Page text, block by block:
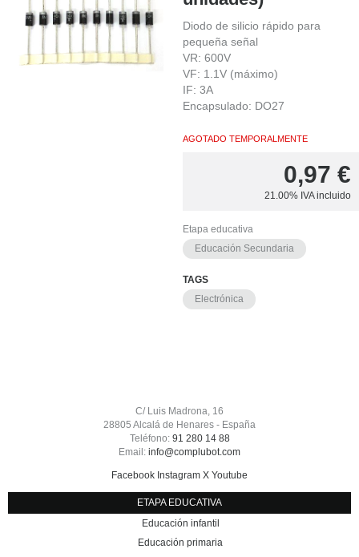
Diodo de silicio rápido para
pequeña señal
VR: 600V
VF: 1.1V (máximo)
IF: 3A
Encapsulado: DO27
AGOTADO TEMPORALMENTE
0,97 €
21.00% IVA incluido
Etapa educativa
Educación Secundaria
TAGS
Electrónica
C/ Luis Madrona, 16
28805 Alcalá de Henares - España
Teléfono: 91 280 14 88
Email: info@complubot.com
Facebook Instagram X Youtube
ETAPA EDUCATIVA
Educación infantil
Educación primaria